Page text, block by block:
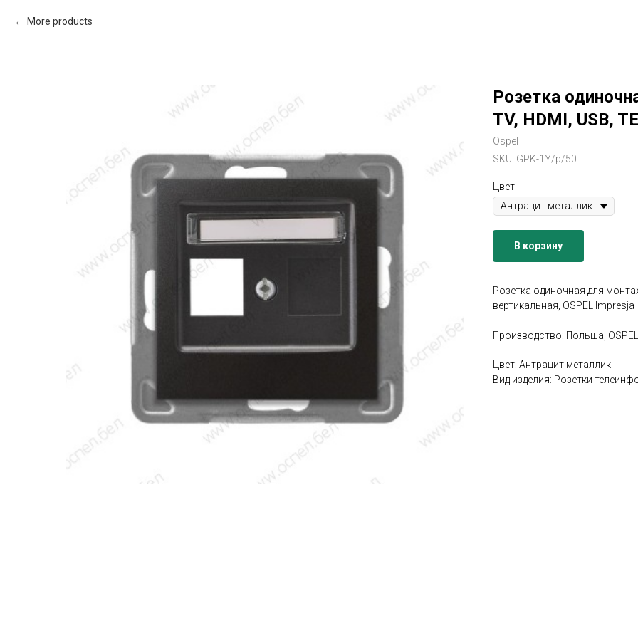
More products
Розетка
TV, HDMI, USB,
Ospel
SKU: GPK-1Y/p/50
Цвет
В корзину
Розетка одиночная для
вертикальная, OSPEL Impresja
Производство: Польша, OSPEL
Цвет: Антрацит металлик
Вид изделия: Розетки